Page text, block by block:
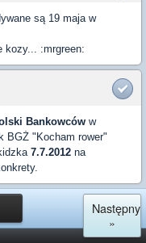
są 19 maja w
kozy... :mrgreen:
Bankowców w
BGŻ "Kocham rower"
7.7.2012 na
Następny
»